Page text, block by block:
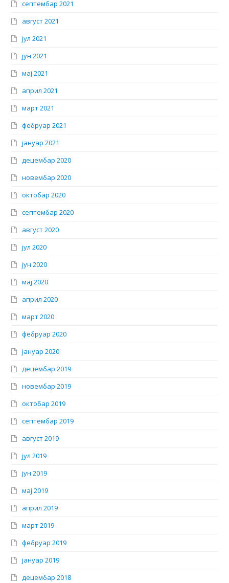
септембар 2021
август 2021
јул 2021
јун 2021
мај 2021
април 2021
март 2021
фебруар 2021
јануар 2021
децембар 2020
новембар 2020
октобар 2020
септембар 2020
август 2020
јул 2020
јун 2020
мај 2020
април 2020
март 2020
фебруар 2020
јануар 2020
децембар 2019
новембар 2019
октобар 2019
септембар 2019
август 2019
јул 2019
јун 2019
мај 2019
април 2019
март 2019
фебруар 2019
јануар 2019
децембар 2018